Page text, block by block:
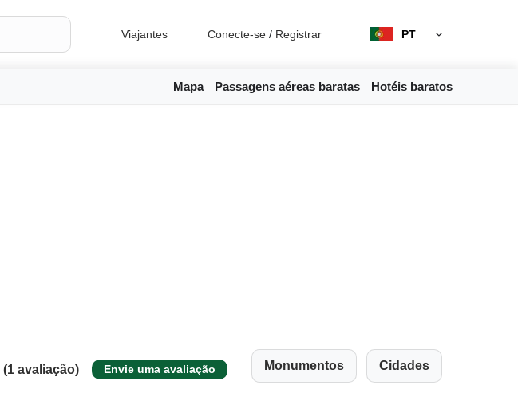
Viajantes Conecte-se / Registrar PT
Mapa Passagens aéreas baratas Hotéis baratos
(1 avaliação) Envie uma avaliação Monumentos Cidades